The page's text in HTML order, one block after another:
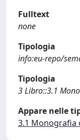
Fulltext
none
Tipologia
info:eu-repo/
Tipologia
3 Libro::3.1
Appare nelle
3.1